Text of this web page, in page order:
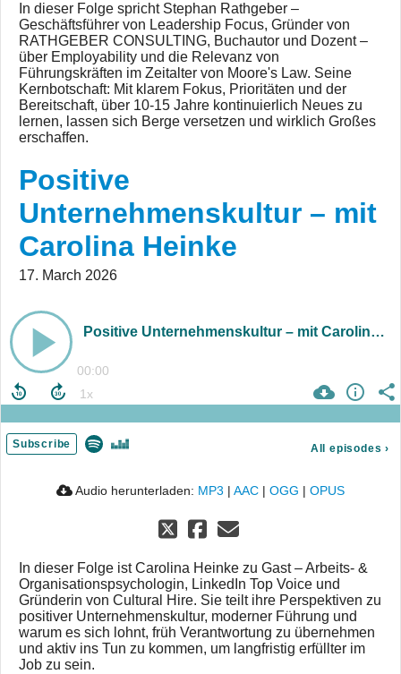
In dieser Folge spricht Stephan Rathgeber –
Geschäftsführer von Leadership Focus, Gründer von
RATHGEBER CONSULTING, Buchautor und Dozent –
über Employability und die Relevanz von
Führungskräften im Zeitalter von Moore's Law. Seine
Kernbotschaft: Mit klarem Fokus, Prioritäten und der
Bereitschaft, über 10-15 Jahre kontinuierlich Neues zu
lernen, lassen sich Berge versetzen und wirklich Großes
erschaffen.
Positive
Unternehmenskultur – mit
Carolina Heinke
17. March 2026
Positive Unternehmenskultur – mit Carolina Heinke
00:00
Subscribe All episodes ›
Audio herunterladen: MP3 | AAC | OGG | OPUS
In dieser Folge ist Carolina Heinke zu Gast – Arbeits- &
Organisationspsychologin, LinkedIn Top Voice und
Gründerin von Cultural Hire. Sie teilt ihre Perspektiven zu
positiver Unternehmenskultur, moderner Führung und
warum es sich lohnt, früh Verantwortung zu übernehmen
und aktiv ins Tun zu kommen, um langfristig erfüllter im
Job zu sein.